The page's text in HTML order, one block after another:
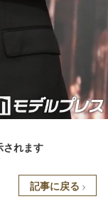
されます
記事に戻る